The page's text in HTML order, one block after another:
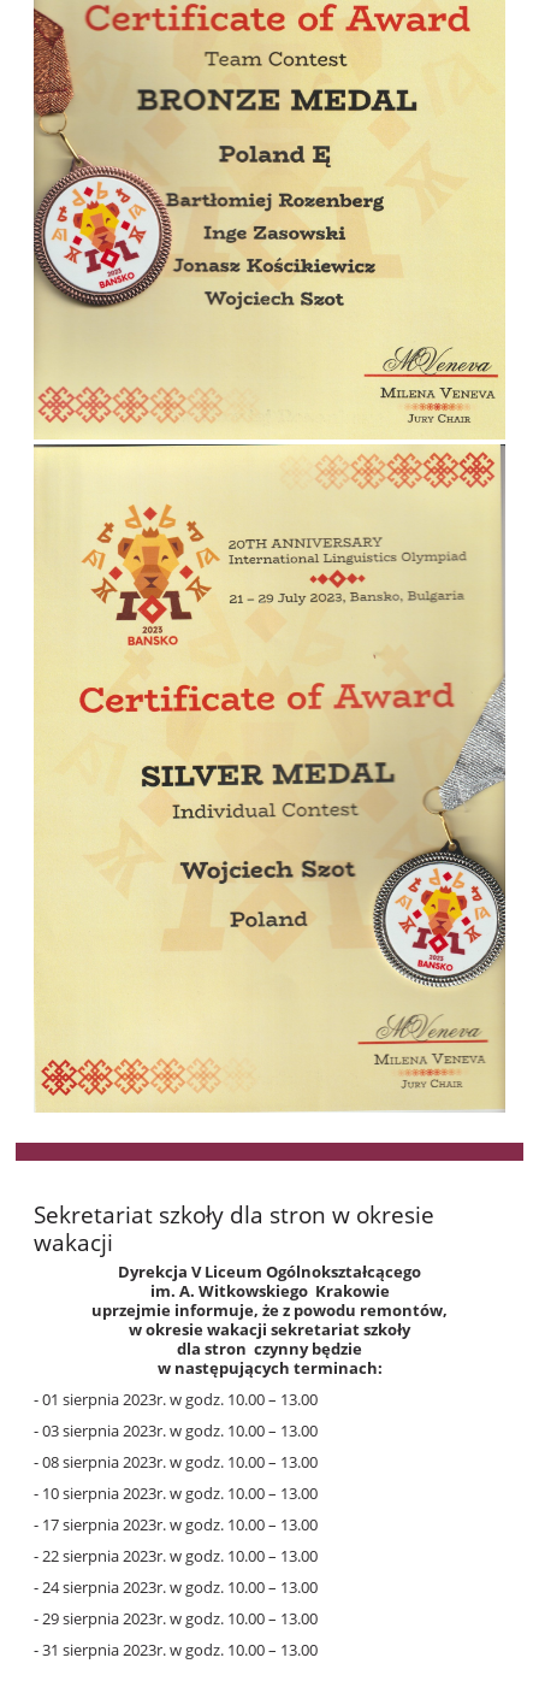
Sekretariat szkoły dla stron w okresie
wakacji
Dyrekcja V Liceum Ogólnokształcącego
im. A. Witkowskiego Krakowie
uprzejmie informuje, że z powodu remontów,
w okresie wakacji sekretariat szkoły
dla stron czynny będzie
w następujących terminach:
- 01 sierpnia 2023r. w godz. 10.00 – 13.00
- 03 sierpnia 2023r. w godz. 10.00 – 13.00
- 08 sierpnia 2023r. w godz. 10.00 – 13.00
- 10 sierpnia 2023r. w godz. 10.00 – 13.00
- 17 sierpnia 2023r. w godz. 10.00 – 13.00
- 22 sierpnia 2023r. w godz. 10.00 – 13.00
- 24 sierpnia 2023r. w godz. 10.00 – 13.00
- 29 sierpnia 2023r. w godz. 10.00 – 13.00
- 31 sierpnia 2023r. w godz. 10.00 – 13.00